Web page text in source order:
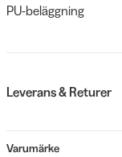
PU-beläggning
Leverans & Returer
Varumärke